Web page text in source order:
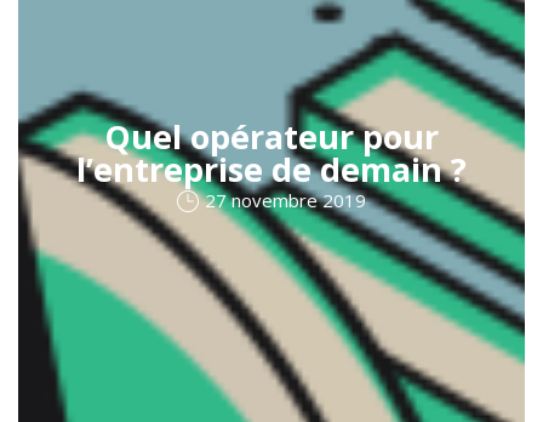
Quel opérateur pour
l’entreprise de demain ?
27 novembre 2019